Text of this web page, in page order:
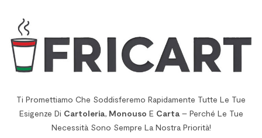
Ti Promettiamo Che Soddisferemo Rapidamente Tutte Le Tue
Esigenze Di Cartoleria, Monouso E Carta– Perché Le Tue
Necessità Sono Sempre La Nostra Priorità!